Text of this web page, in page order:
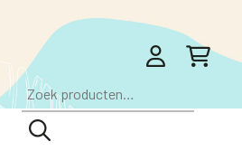
Zoeken
naar: